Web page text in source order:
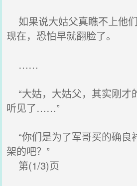
如果说大姑父真瞧不上他
现在，恐怕早就翻脸了。
……
“大姑，大姑父，其实刚才
听见了……”
“你们是为了军哥买的确良
架的吧？”
第(1/3)页